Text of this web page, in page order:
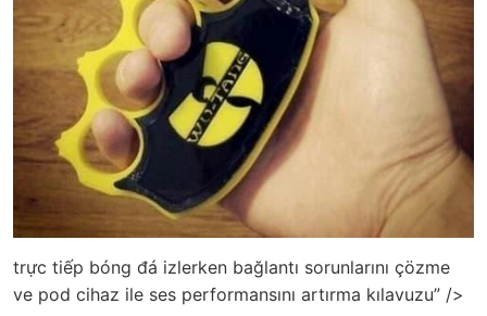
trực tiếp bóng đá izlerken bağlantı sorunlarını çözme
ve pod cihaz ile ses performansını artırma kılavuzu” />